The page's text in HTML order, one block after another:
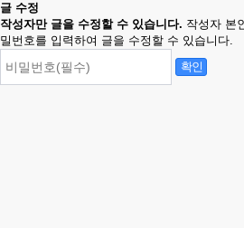
글 수정
작성자만 글을 수정할 수 있습니다. 작성자 본
밀번호를 입력하여 글을 수정할 수 있습니다.